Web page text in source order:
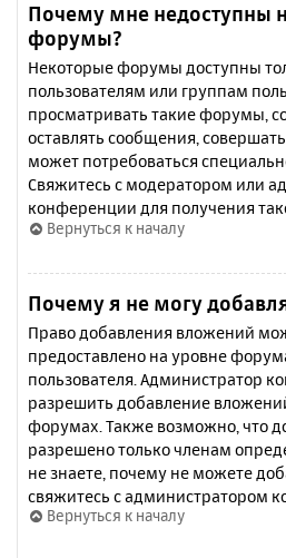
Почему мне недоступны
форумы?
Некоторые форумы доступны
пользователям или группам
просматривать такие форумы,
оставлять сообщения,
может потребоваться
Свяжитесь с модератором или
конференции для получения
Вернуться к началу
Почему я не могу
Право добавления вложений
предоставлено на уровне
пользователя. Администратор
разрешить добавление
форумах. Также возможно, что
разрешено только членам
не знаете, почему не можете
свяжитесь с администратором
Вернуться к началу